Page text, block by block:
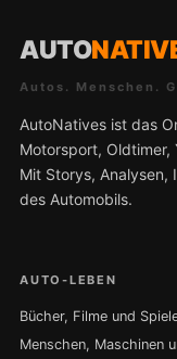
AUTO
Autos. Menschen.
AutoNatives ist das
Motorsport, Oldtimer,
Mit Storys, Analysen,
des Automobils.
AUTO-LEBEN
Bücher, Filme und
Menschen, Maschinen